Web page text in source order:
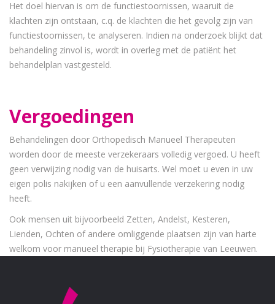
Het doel hiervan is om de functiestoornissen, waaruit de
klachten zijn ontstaan, c.q. de klachten die het gevolg zijn van
functiestoornissen, te analyseren. Indien na onderzoek blijkt dat
behandeling zinvol is, wordt in overleg met de patiënt het
behandelplan vastgesteld.
Vergoedingen
Behandelingen door Orthopedisch Manueel Therapeuten
worden door de meeste verzekeraars volledig vergoed. U heeft
geen verwijzing nodig van de huisarts. Wel moet u even in uw
eigen polis nakijken of u een aanvullende verzekering nodig
heeft.
Ook mensen uit bijvoorbeeld Zetten, Andelst, Kesteren,
Lienden, Ochten of andere omliggende plaatsen zijn van harte
welkom voor manueel therapie bij Fysiotherapie van Leeuwen.